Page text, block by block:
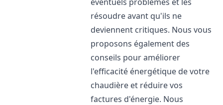
résoudre avant qu'ils ne
deviennent critiques. Nous vous
proposons également des
conseils pour améliorer
l'efficacité énergétique de votre
chaudière et réduire vos
factures d'énergie. Nous